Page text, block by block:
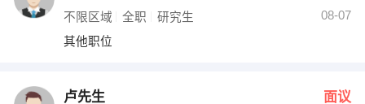
水电/机修
编辑
不限区域 全职 研究生
08-07
其他职位
卢先生 面议